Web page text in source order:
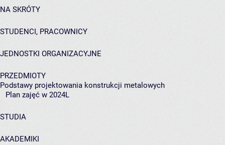
NA SKRÓTY
STUDENCI, PRACOWNICY
JEDNOSTKI ORGANIZACYJNE
PRZEDMIOTY
Podstawy projektowania konstrukcji metalowych
Plan zajęć w 2024L
STUDIA
AKADEMIKI